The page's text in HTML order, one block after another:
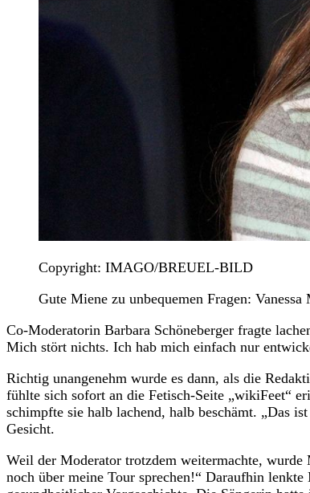
Copyright: IMAGO/BREUEL-BILD
Gute Miene zu unbequemen Fragen:
Co-Moderatorin Barbara Schöneberger fragte
Mich stört nichts. Ich hab mich einfach nur
Richtig unangenehm wurde es dann, als die
fühlte sich sofort an die Fetisch-Seite „wikiFeet“
schimpfte sie halb lachend, halb beschämt. „Das
Gesicht.
Weil der Moderator trotzdem weitermachte,
noch über meine Tour sprechen!“ Daraufhin